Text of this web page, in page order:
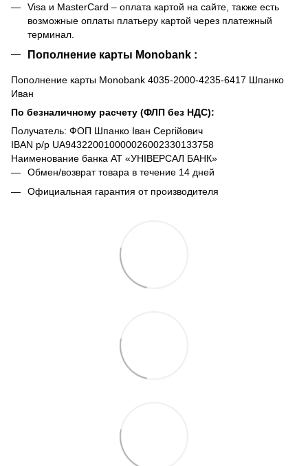
Visa и MasterCard – оплата картой на сайте, также есть
возможные оплаты платьеру картой через платежный
терминал.
Пополнение карты Monobank :
Пополнение карты Monobank 4035-2000-4235-6417 Шпанко
Иван
По безналичному расчету (ФЛП без НДС):
Получатель: ФОП Шпанко Іван Сергійович
IBAN р/р UA943220010000026002330133758
Наименование банка АТ «УНІВЕРСАЛ БАНК»
Обмен/возврат товара в течение 14 дней
Официальная гарантия от производителя